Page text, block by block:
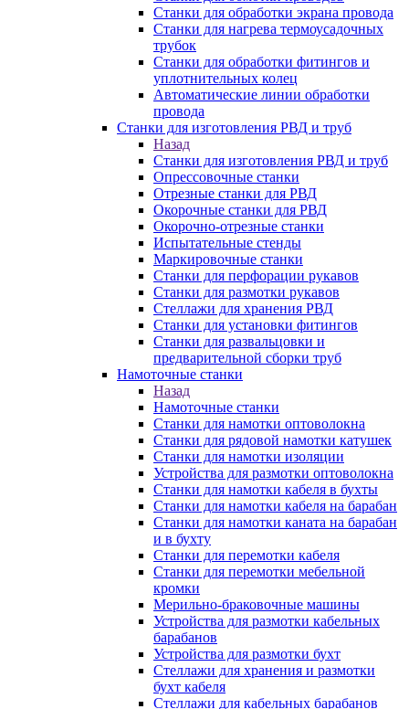
Станки для обработки экрана провода
Станки для нагрева термоусадочных
трубок
Станки для обработки фитингов и
уплотнительных колец
Автоматические линии обработки
провода
Станки для изготовления РВД и труб
Назад
Станки для изготовления РВД и труб
Опрессовочные станки
Отрезные станки для РВД
Окорочные станки для РВД
Окорочно-отрезные станки
Испытательные стенды
Маркировочные станки
Станки для перфорации рукавов
Станки для размотки рукавов
Стеллажи для хранения РВД
Станки для установки фитингов
Станки для развальцовки и
предварительной сборки труб
Намоточные станки
Назад
Намоточные станки
Станки для намотки оптоволокна
Станки для рядовой намотки катушек
Станки для намотки изоляции
Устройства для размотки оптоволокна
Станки для намотки кабеля в бухты
Станки для намотки кабеля на барабан
Станки для намотки каната на барабан
и в бухту
Станки для перемотки кабеля
Станки для перемотки мебельной
кромки
Мерильно-браковочные машины
Устройства для размотки кабельных
барабанов
Устройства для размотки бухт
Стеллажи для хранения и размотки
бухт кабеля
Стеллажи для кабельных барабанов